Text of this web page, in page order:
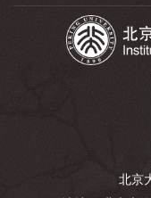
北京